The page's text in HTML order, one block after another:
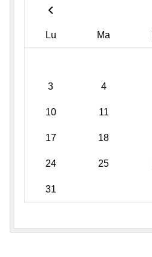
Lu Ma
3 4
10 11
17 18
24 25
31